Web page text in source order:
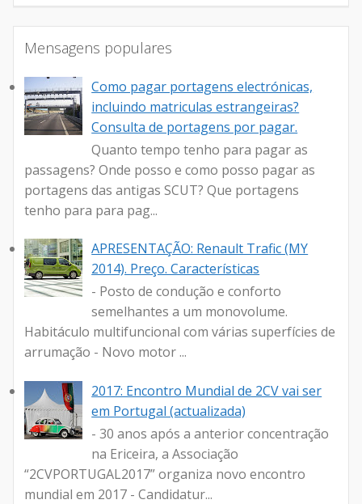
Mensagens populares
Como pagar portagens electrónicas,
incluindo matriculas estrangeiras?
Consulta de portagens por pagar.
Quanto tempo tenho para pagar as
passagens? Onde posso e como posso pagar as
portagens das antigas SCUT? Que portagens
tenho para para pag...
APRESENTAÇÃO: Renault Trafic (MY
2014). Preço. Características
- Posto de condução e conforto
semelhantes a um monovolume.
Habitáculo multifuncional com várias superfícies de
arrumação - Novo motor ...
2017: Encontro Mundial de 2CV vai ser
em Portugal (actualizada)
- 30 anos após a anterior concentração
na Ericeira, a Associação
“2CVPORTUGAL2017” organiza novo encontro
mundial em 2017 - Candidatur...